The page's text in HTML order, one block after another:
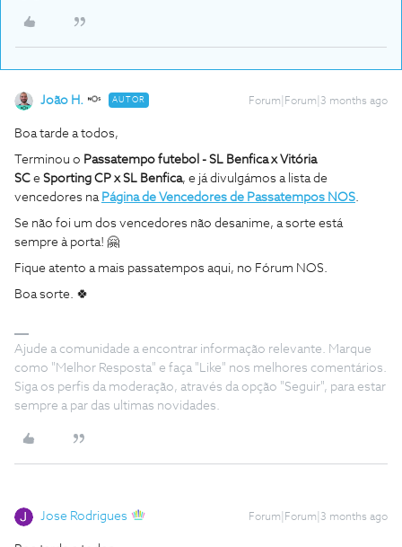
João H. AUTOR Forum|Forum|3 months ago
Boa tarde a todos,
Terminou o Passatempo futebol - SL Benfica x Vitória
SC e Sporting CP x SL Benfica, e já divulgámos a lista de
vencedores na Página de Vencedores de Passatempos NOS.
Se não foi um dos vencedores não desanime, a sorte está
sempre à porta! 🤗
Fique atento a mais passatempos aqui, no Fórum NOS.
Boa sorte. 🍀
Ajude a comunidade a encontrar informação relevante. Marque
como "Melhor Resposta" e faça "Like" nos melhores comentários.
Siga os perfis da moderação, através da opção "Seguir", para estar
sempre a par das ultimas novidades.
Jose Rodrigues Forum|Forum|3 months ago